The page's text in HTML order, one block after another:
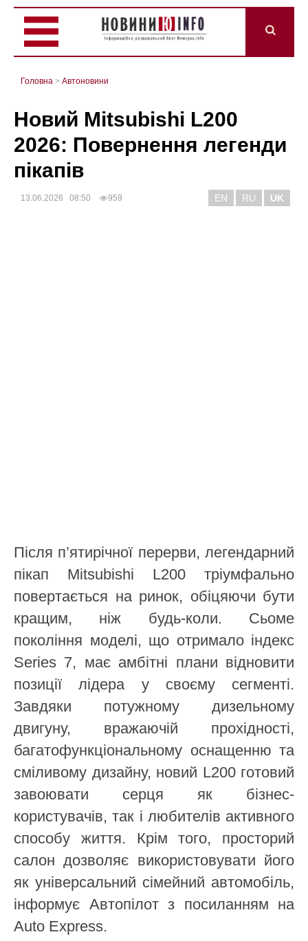
Головна > Автоновини
Новий Mitsubishi L200
2026: Повернення легенди
пікапів
13.06.2026 08:50 959 EN RU UK
Після п’ятирічної перерви, легендарний
пікап Mitsubishi L200 тріумфально
повертається на ринок, обіцяючи бути
кращим, ніж будь-коли. Сьоме
покоління моделі, що отримало індекс
Series 7, має амбітні плани відновити
позиції лідера у своєму сегменті.
Завдяки потужному дизельному
двигуну, вражаючій прохідності,
багатофункціональному оснащенню та
сміливому дизайну, новий L200 готовий
завоювати серця як бізнес-
користувачів, так і любителів активного
способу життя. Крім того, просторий
салон дозволяє використовувати його
як універсальний сімейний автомобіль,
інформує Автопілот з посиланням на
Auto Express.